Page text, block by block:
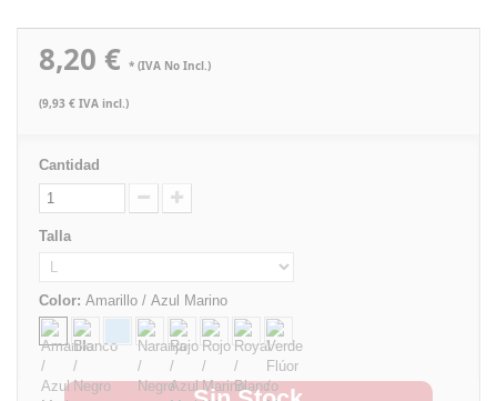
8,20 € * (IVA No Incl.)
(9,93 € IVA incl.)
Cantidad
Talla
Color: Amarillo / Azul Marino